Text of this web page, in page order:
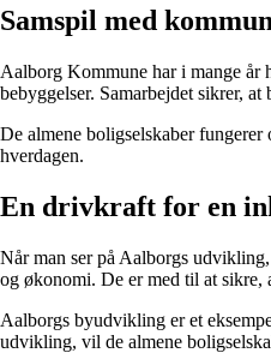
Samspil med
Aalborg Kommune har i mange år
bebyggelser. Samarbejdet sikrer,
De almene boligselskaber
hverdagen.
En drivkraft for en
Når man ser på Aalborgs
og økonomi. De er med til at
Aalborgs byudvikling er et
udvikling, vil de almene